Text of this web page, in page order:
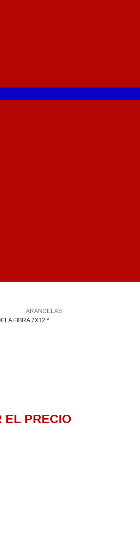
ARANDELAS
FIBRA 7X12 *
EL PRECIO